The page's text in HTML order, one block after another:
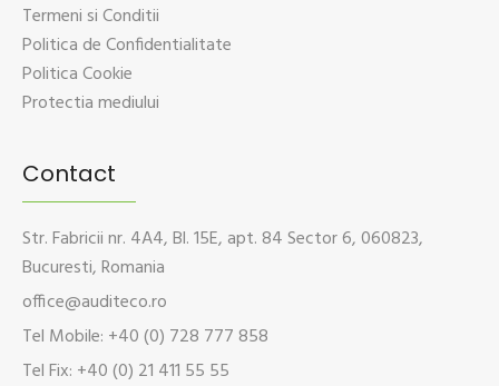
Termeni si Conditii
Politica de Confidentialitate
Politica Cookie
Protectia mediului
Contact
Str. Fabricii nr. 4A4, Bl. 15E, apt. 84 Sector 6, 060823,
Bucuresti, Romania
office@auditeco.ro
Tel Mobile: +40 (0) 728 777 858
Tel Fix: +40 (0) 21 411 55 55